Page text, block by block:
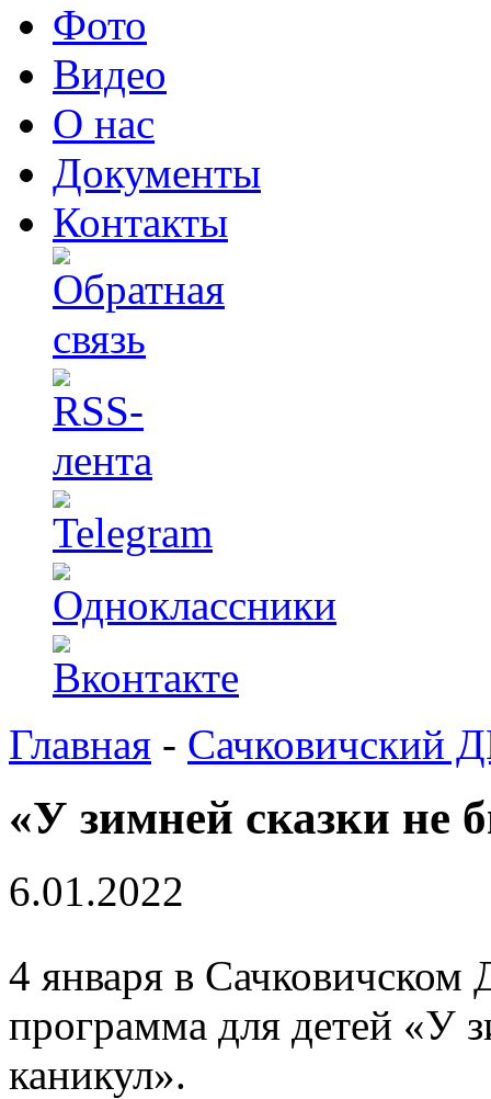
Фото
Видео
О нас
Документы
Контакты
Главная - Сачковичский
«У зимней сказки не
6.01.2022
4 января в Сачковичском
программа для детей «У
каникул».